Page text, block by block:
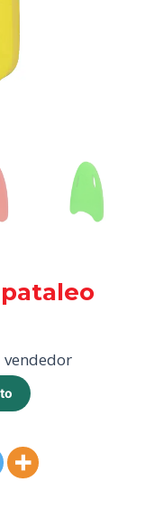
vendedor